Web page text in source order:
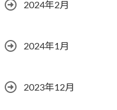
2024年2月
2024年1月
2023年12月